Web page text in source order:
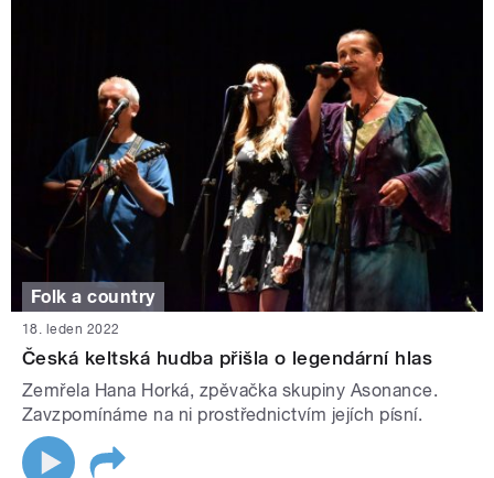
Folk a country
18. leden 2022
Česká keltská hudba přišla o legendární hlas
Zemřela Hana Horká, zpěvačka skupiny Asonance.
Zavzpomínáme na ni prostřednictvím jejích písní.